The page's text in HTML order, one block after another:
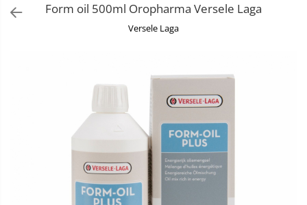
Form oil 500ml Oropharma Versele Laga
Versele Laga